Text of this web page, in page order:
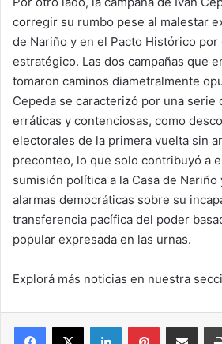
corregir su rumbo pese al malestar
de Nariño y en el Pacto Histórico por
estratégico. Las dos campañas que
tomaron caminos diametralmente
Cepeda se caracterizó por una serie
erráticas y contenciosas, como
electorales de la primera vuelta sin
preconteo, lo que solo contribuyó a
sumisión política a la Casa de
alarmas democráticas sobre su
transferencia pacífica del poder
popular expresada en las urnas.
Explorá más noticias en nuestra
Facebook
X LinkedInPinterestCompartir por